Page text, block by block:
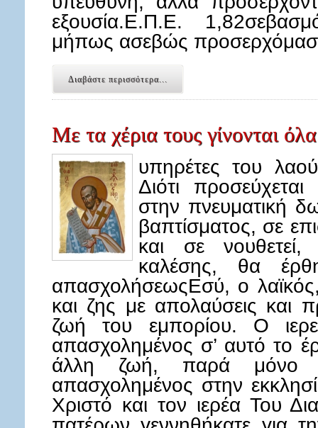
εξουσία.Ε.Π.Ε.
μήπως ασεβώς
Διαβάστε περισσότερα...
Με τα χέρια τους γίνονται όλα
υπηρέτες του
Διότι
στην πνευματική
βαπτίσματος, σε
και σε
καλέσης, θα
απασχολήσεωςΕσύ, ο
και ζης με απολαύσεις και
ζωή του εμπορίου. Ο
απασχολημένος σ’ αυτό το
άλλη ζωή, παρά μόνο
απασχολημένος στην
Χριστό και τον ιερέα Του